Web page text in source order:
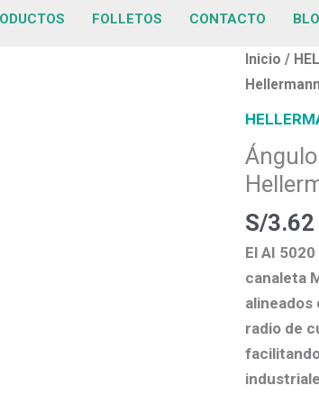
FOLLETOS CONTACTO
Inicio /
S/3.62
El AI 5020
canaleta
radio de
Ángulo
interno
para
50×20
mm
cantidad